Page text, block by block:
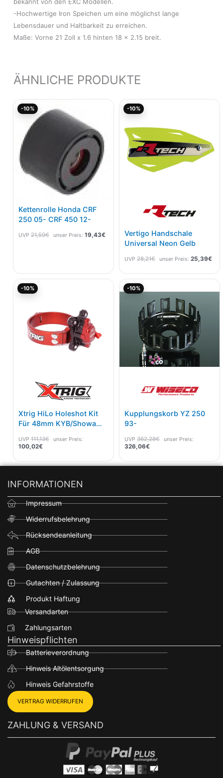
-Hochwertige Iron Speichen um eine möglichst lange
Lebensdauer und Haltbarkeit zu erreichen.
Maße: Vorne 21 Zoll x 1.6 hinten 18 x 2.15 breit.
ÄHNLICHE PRODUKTE
-10%
Kettenrolle Honda CRF
250 05- CRF 450 12-
UVP 21,59€
Preis
war:
unser Preis: 19,43€
Aktueller
-10%
Vertigo Handschale
Universal Neon Gelb
UVP 28,21€ unser Preis: 25,39€
-10%
Xtrig HiLo Holeshot Kit
Für 48mm KYB/Showa
UVP 111,13€ unser Preis:
100,02€
-10%
Kupplungskorb YZ 250
93-
UVP 362,28€
war:
362,28€
unser Preis:
326,06€
326,06€.
INFORMATIONEN
Impressum
Widerrufsbelehrung
Rücksendeanleitung
AGB
Datenschutzbelehrung
Gutachten / Zulassung
Produkt Haftung
Versandarten
Zahlungsarten
Hinweispflichten
Batterieverordnung
Hinweis Altölentsorgung
Hinweis Gefahrstoffe
VERTRAG WIDERRUFEN
ZAHLUNG & VERSAND